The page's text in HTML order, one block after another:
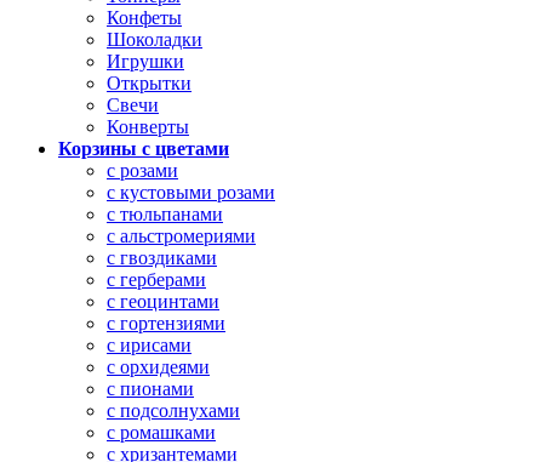
Конфеты
Шоколадки
Игрушки
Открытки
Свечи
Конверты
Корзины с цветами
с розами
с кустовыми розами
с тюльпанами
с альстромериями
с гвоздиками
с герберами
с геоцинтами
с гортензиями
с ирисами
с орхидеями
с пионами
с подсолнухами
с ромашками
с хризантемами